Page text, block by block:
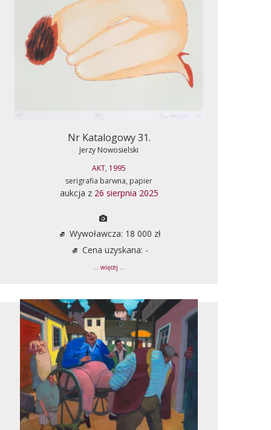
Nr Katalogowy 31.
Jerzy Nowosielski
AKT, 1995
serigrafia barwna, papier
aukcja z 26 sierpnia 2025
Wywoławcza: 18 000 zł
Cena uzyskana: -
... więcej ...